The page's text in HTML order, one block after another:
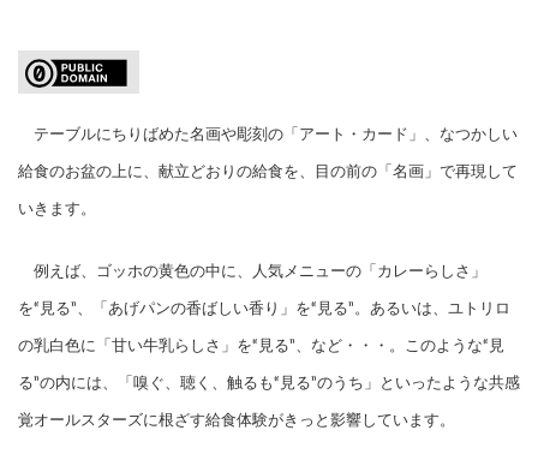
テーブルにちりばめた名画や彫刻の「アート・カード」、なつかしい
給食のお盆の上に、献立どおりの給食を、目の前の「名画」で再現して
いきます。
例えば、ゴッホの黄色の中に、人気メニューの「カレーらしさ」
を“見る”、「あげパンの香ばしい香り」を“見る”。あるいは、ユトリロ
の乳白色に「甘い牛乳らしさ」を“見る”、など・・・。このような“見
る”の内には、「嗅ぐ、聴く、触るも“見る”のうち」といったような共感
覚オールスターズに根ざす給食体験がきっと影響しています。